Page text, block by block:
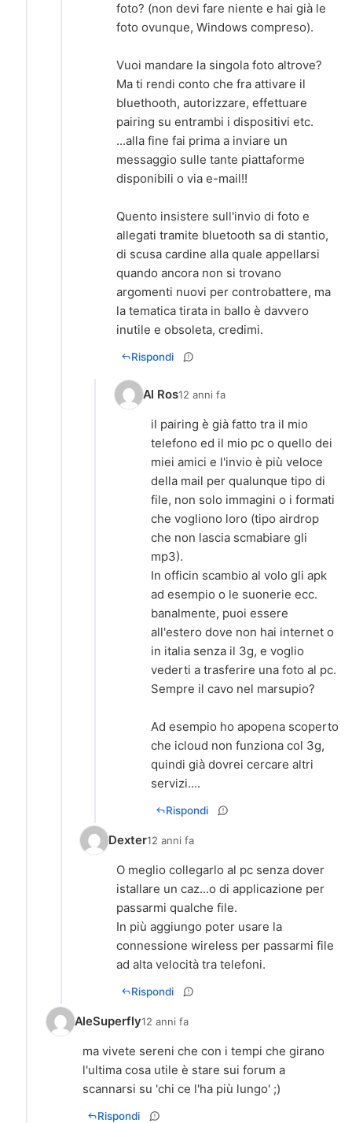
foto? (non devi fare niente e hai già le
foto ovunque, Windows compreso).
Vuoi mandare la singola foto altrove?
Ma ti rendi conto che fra attivare il
bluethooth, autorizzare, effettuare
pairing su entrambi i dispositivi etc.
...alla fine fai prima a inviare un
messaggio sulle tante piattaforme
disponibili o via e-mail!!
Quento insistere sull'invio di foto e
allegati tramite bluetooth sa di stantio,
di scusa cardine alla quale appellarsi
quando ancora non si trovano
argomenti nuovi per controbattere, ma
la tematica tirata in ballo è davvero
inutile e obsoleta, credimi.
Rispondi
Al Ros12 anni fa
il pairing è già fatto tra il mio
telefono ed il mio pc o quello dei
miei amici e l'invio è più veloce
della mail per qualunque tipo di
file, non solo immagini o i formati
che vogliono loro (tipo airdrop
che non lascia scmabiare gli
mp3).
In officin scambio al volo gli apk
ad esempio o le suonerie ecc.
banalmente, puoi essere
all'estero dove non hai internet o
in italia senza il 3g, e voglio
vederti a trasferire una foto al pc.
Sempre il cavo nel marsupio?
Ad esempio ho apopena scoperto
che icloud non funziona col 3g,
quindi già dovrei cercare altri
servizi....
Rispondi
Dexter12 anni fa
O meglio collegarlo al pc senza dover
istallare un caz...o di applicazione per
passarmi qualche file.
In più aggiungo poter usare la
connessione wireless per passarmi file
ad alta velocità tra telefoni.
Rispondi
AleSuperfly12 anni fa
ma vivete sereni che con i tempi che girano
l'ultima cosa utile è stare sui forum a
scannarsi su 'chi ce l'ha più lungo' ;)
Rispondi